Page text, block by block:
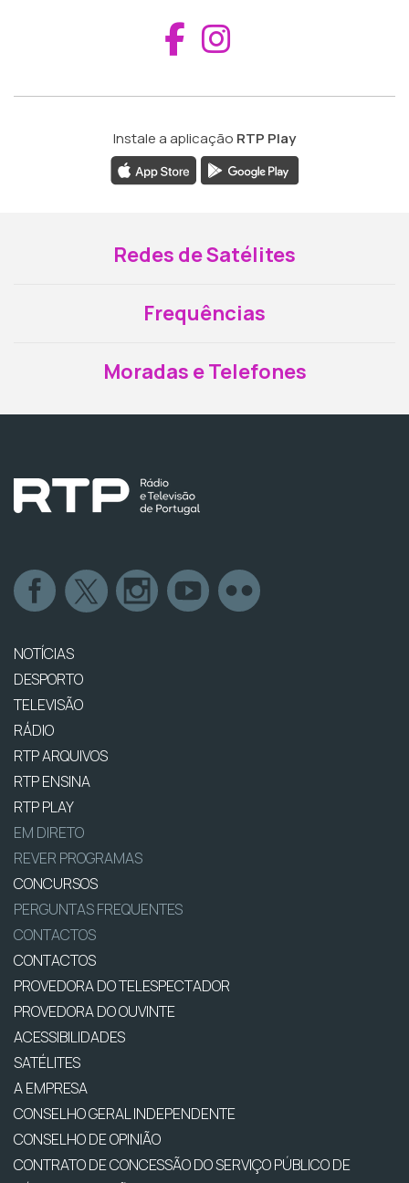
Aceder ao
Instale a aplicação RTP Play
Redes de Satélites
Frequências
Moradas e Telefones
NOTÍCIAS
DESPORTO
TELEVISÃO
RÁDIO
RTP ARQUIVOS
RTP ENSINA
RTP PLAY
EM DIRETO
REVER PROGRAMAS
CONCURSOS
PERGUNTAS FREQUENTES
CONTACTOS
CONTACTOS
PROVEDORA DO TELESPECTADOR
PROVEDORA DO OUVINTE
ACESSIBILIDADES
SATÉLITES
A EMPRESA
CONSELHO GERAL INDEPENDENTE
CONSELHO DE OPINIÃO
CONTRATO DE CONCESSÃO DO SERVIÇO PÚBLICO DE